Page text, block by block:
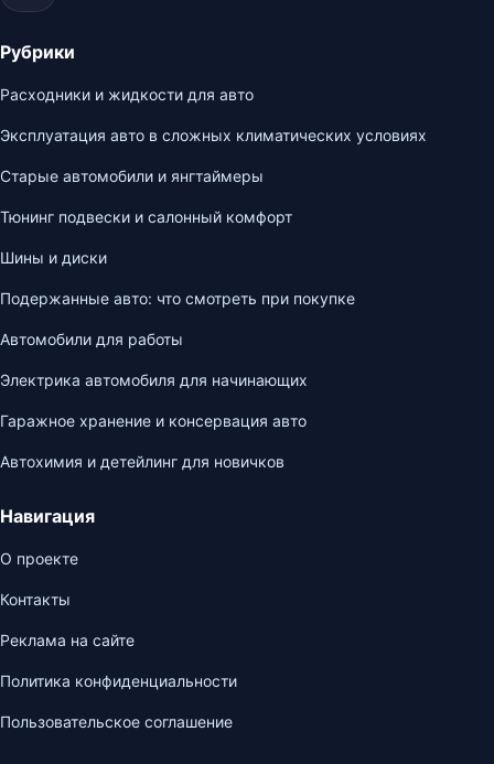
Рубрики
Расходники и жидкости для авто
Эксплуатация авто в сложных климатических условиях
Старые автомобили и янгтаймеры
Тюнинг подвески и салонный комфорт
Шины и диски
Подержанные авто: что смотреть при покупке
Автомобили для работы
Электрика автомобиля для начинающих
Гаражное хранение и консервация авто
Автохимия и детейлинг для новичков
Навигация
О проекте
Контакты
Реклама на сайте
Политика конфиденциальности
Пользовательское соглашение